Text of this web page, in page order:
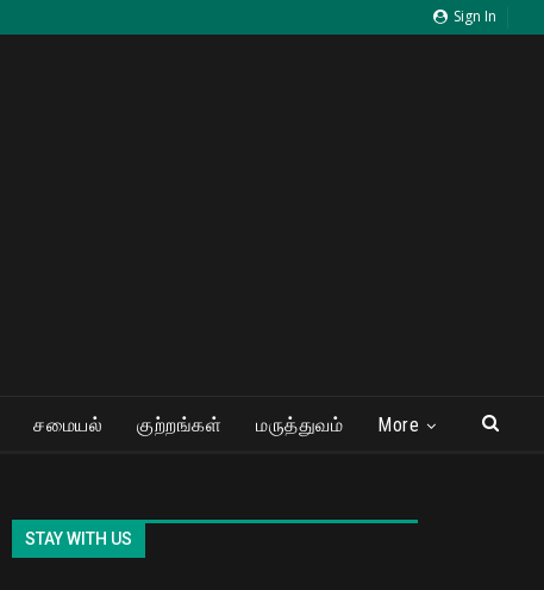
Sign In
சமையல் குற்றங்கள் மருத்துவம் More
STAY WITH US